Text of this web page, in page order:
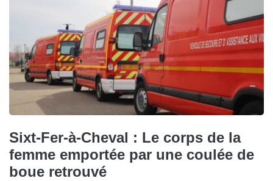
Sixt-Fer-à-Cheval : Le corps de la
femme emportée par une coulée de
boue retrouvé